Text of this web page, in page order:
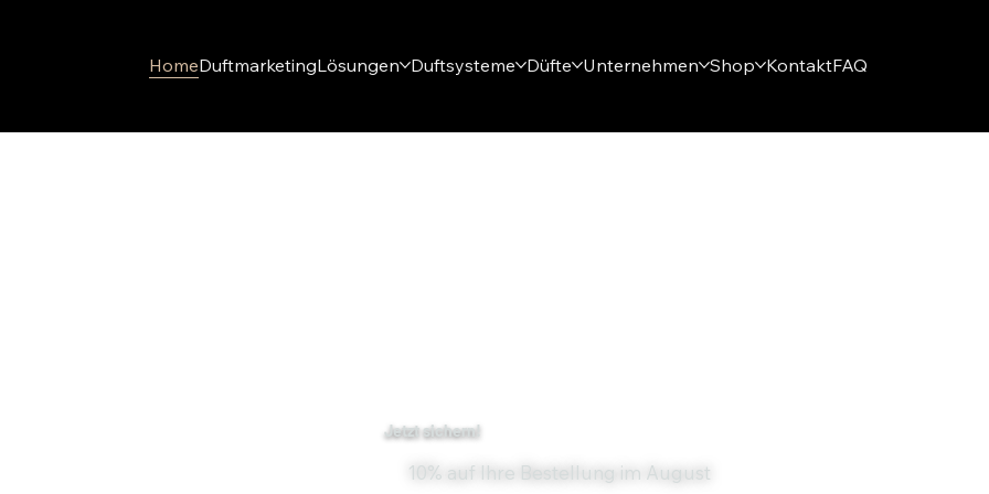
HomeDuftmarketingLösungen Duftsysteme Düfte Unternehmen Shop KontaktFAQ
Jetzt sichern!
10% auf Ihre Bestellung im August